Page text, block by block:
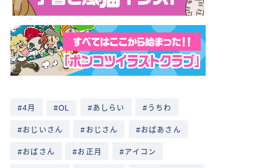
4月 OL あしらい うちわ
おじいさん おじさん おばあさん
おばさん お正月 アイコン